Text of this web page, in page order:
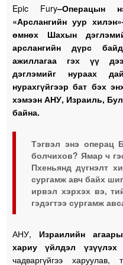
Epic Fury–Операцын
«Арслангийн уур
өмнөх Шахын
арслангийн дүрс
ажиллагаа гэх үү
дэглэмийг нураах
нурахгүйгээр бат бэх
хэмээн АНУ, Израиль,
байна.
Тэгвэл энэ операц
болчихов? Ямар ч
Пхеньянд дүгнэлт
сургамж авч байх
ирвэл хэрхэх вэ,
гэдэгтээ сургамж
АНУ, Израилийн
хариу үйлдэл
чадваргүйгээ харуулав,